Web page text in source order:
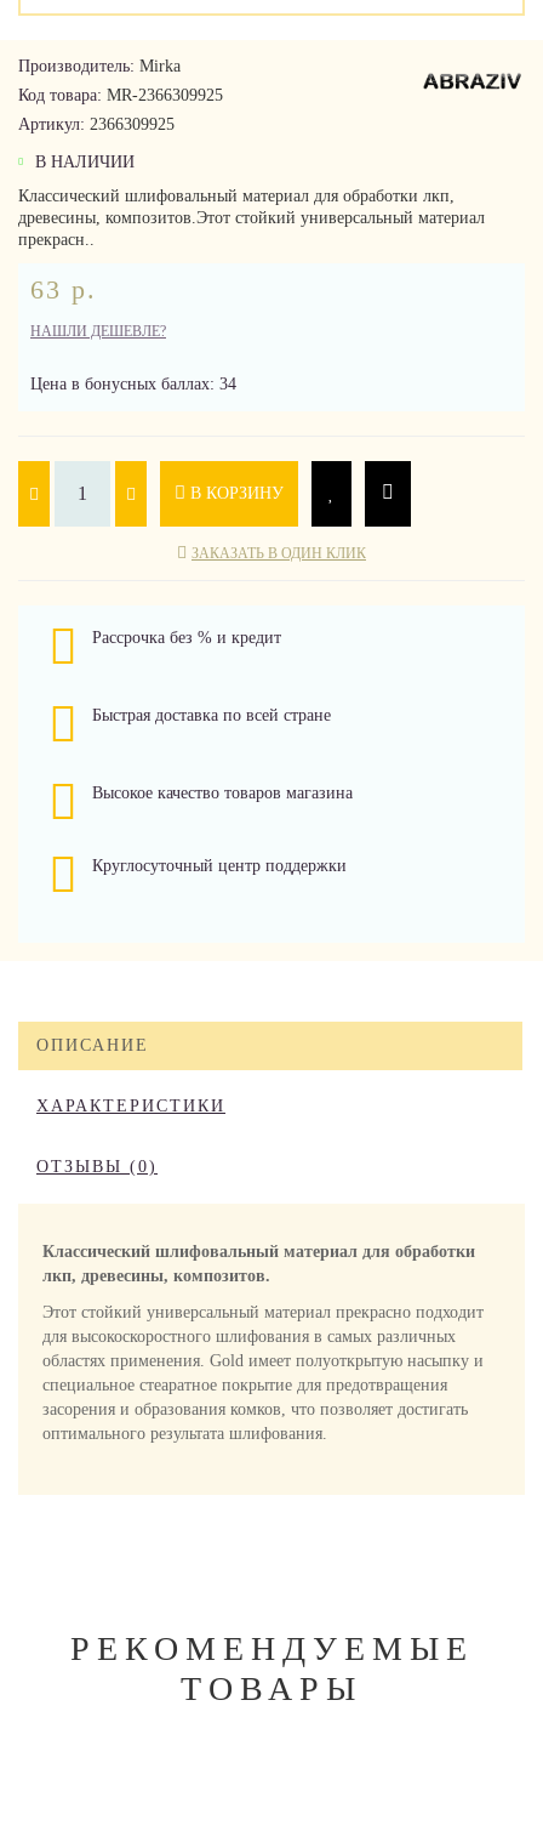
Производитель: Mirka
Код товара: MR-2366309925
Артикул: 2366309925
В НАЛИЧИИ
Классический шлифовальный материал для обработки лкп,
древесины, композитов.Этот стойкий универсальный материал
прекрасн..
63 р.
НАШЛИ ДЕШЕВЛЕ?
Цена в бонусных баллах: 34
В КОРЗИНУ
ЗАКАЗАТЬ В ОДИН КЛИК
Рассрочка без % и кредит
Быстрая доставка по всей стране
Высокое качество товаров магазина
Круглосуточный центр поддержки
ОПИСАНИЕ
ХАРАКТЕРИСТИКИ
ОТЗЫВЫ (0)
Классический шлифовальный материал для обработки
лкп, древесины, композитов.
Этот стойкий универсальный материал прекрасно подходит
для высокоскоростного шлифования в самых различных
областях применения. Gold имеет полуоткрытую насыпку и
специальное стеаратное покрытие для предотвращения
засорения и образования комков, что позволяет достигать
оптимального результата шлифования.
РЕКОМЕНДУЕМЫЕ
ТОВАРЫ